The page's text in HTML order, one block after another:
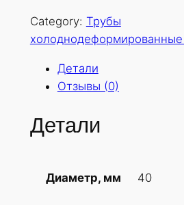
Category: Трубы
Детали
Отзывы (0)
Детали
Диаметр, мм 40